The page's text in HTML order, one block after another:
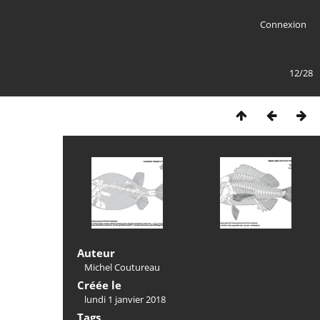
Connexion
12/28
Auteur
Michel Coutureau
Créée le
lundi 1 janvier 2018
Tags